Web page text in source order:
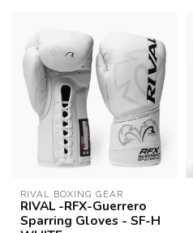
RIVAL BOXING GEAR
RIVAL -RFX-Guerrero
Sparring Gloves - SF-H